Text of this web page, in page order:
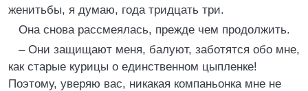
женитьбы, я думаю, года тридцать три.
Она снова рассмеялась, прежде чем продолжить.
– Они защищают меня, балуют, заботятся обо мне,
как старые курицы о единственном цыпленке!
Поэтому, уверяю вас, никакая компаньонка мне не